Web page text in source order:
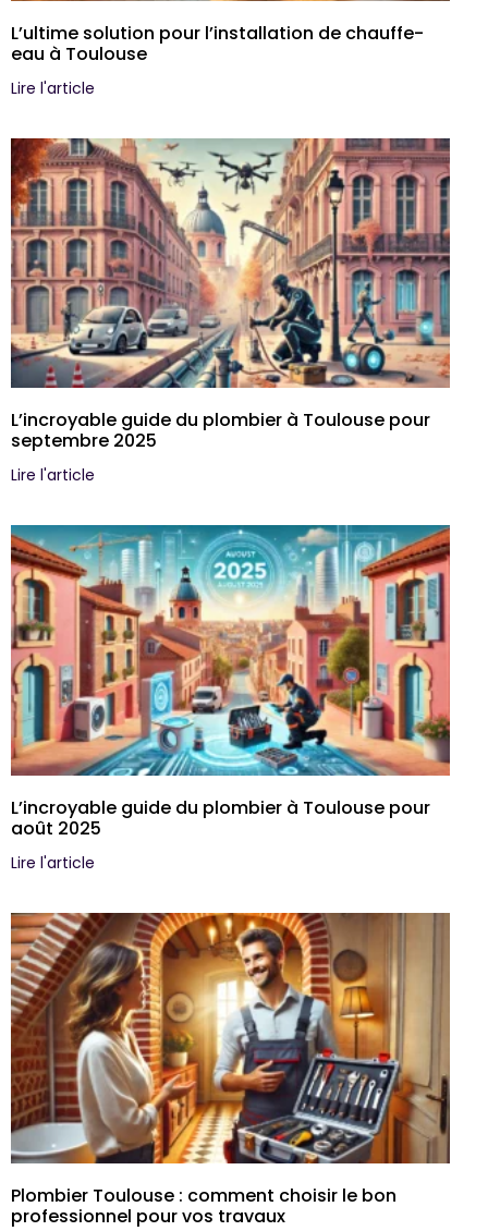
L’ultime solution pour l’installation de chauffe-
eau à Toulouse
Lire l'article
L’incroyable guide du plombier à Toulouse pour
septembre 2025
Lire l'article
L’incroyable guide du plombier à Toulouse pour
août 2025
Lire l'article
Plombier Toulouse : comment choisir le bon
professionnel pour vos travaux